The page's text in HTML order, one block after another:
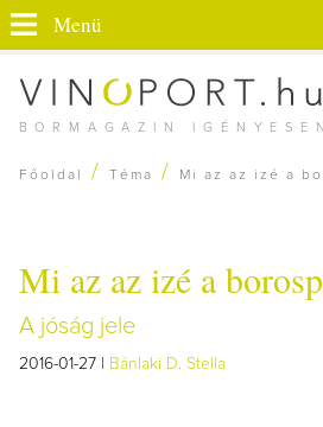
BORMAGAZIN
Menü
Főoldal / Téma / Mi az az izé a
Mi az az izé a
A jóság jele
2016-01-27 | Bánlaki D. Stella